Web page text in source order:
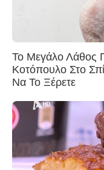
Το Μεγάλο Λάθος
Κοτόπουλο Στο
Να Το Ξέρετε